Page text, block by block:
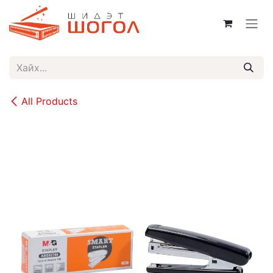
Skip to Content
All Products